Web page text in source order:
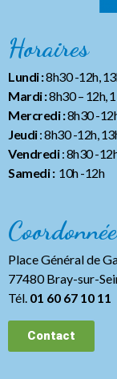
Horaires
Lundi :8h30 -12h,
Mardi :8h30 – 12h,
Mercredi :8h30 -
Jeudi: 8h30 -12h,
Vendredi: 8h30 -
Samedi :10h -12h
Place Général de
77480 Bray-sur-
Tél. 01 60 67 10 11
Contact